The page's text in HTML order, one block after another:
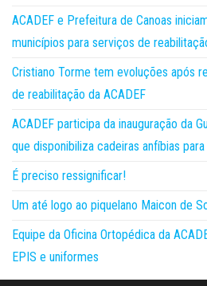
ACADEF e Prefeitura de Canoas
municípios para serviços de
Cristiano Torme tem evoluções após
de reabilitação da ACADEF
ACADEF participa da inauguração da
que disponibiliza cadeiras anfíbias
É preciso ressignificar!
Um até logo ao piquelano Maicon de
Equipe da Oficina Ortopédica da
EPIS e uniformes